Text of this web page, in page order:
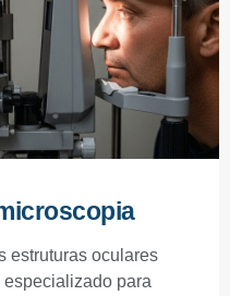
estruturas oculares
para